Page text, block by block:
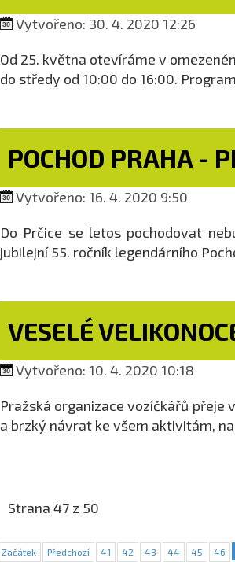
Vytvořeno: 30. 4. 2020 12:26
Od 25. května otevíráme v
do středy od 10:00 do 16:00.
POCHOD PRAHA -
Vytvořeno: 16. 4. 2020 9:50
Do Prčice se letos pochodovat
jubilejní 55. ročník legendárního
VESELÉ
Vytvořeno: 10. 4. 2020 10:18
Pražská organizace vozíčkářů přeje
a brzký návrat ke všem aktivitám,
Strana 47 z 50
Začátek Předchozí 41 42 43 44 45 46